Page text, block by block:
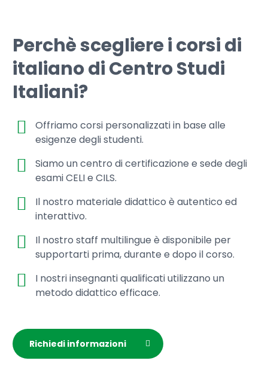
Perchè scegliere i corsi di
italiano di Centro Studi
Italiani?
Offriamo corsi personalizzati in base alle
esigenze degli studenti.
Siamo un centro di certificazione e sede degli
esami CELI e CILS.
Il nostro materiale didattico è autentico ed
interattivo.
Il nostro staff multilingue è disponibile per
supportarti prima, durante e dopo il corso.
I nostri insegnanti qualificati utilizzano un
metodo didattico efficace.
Richiedi informazioni